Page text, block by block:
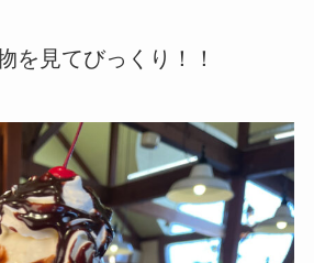
を見てびっくり！！